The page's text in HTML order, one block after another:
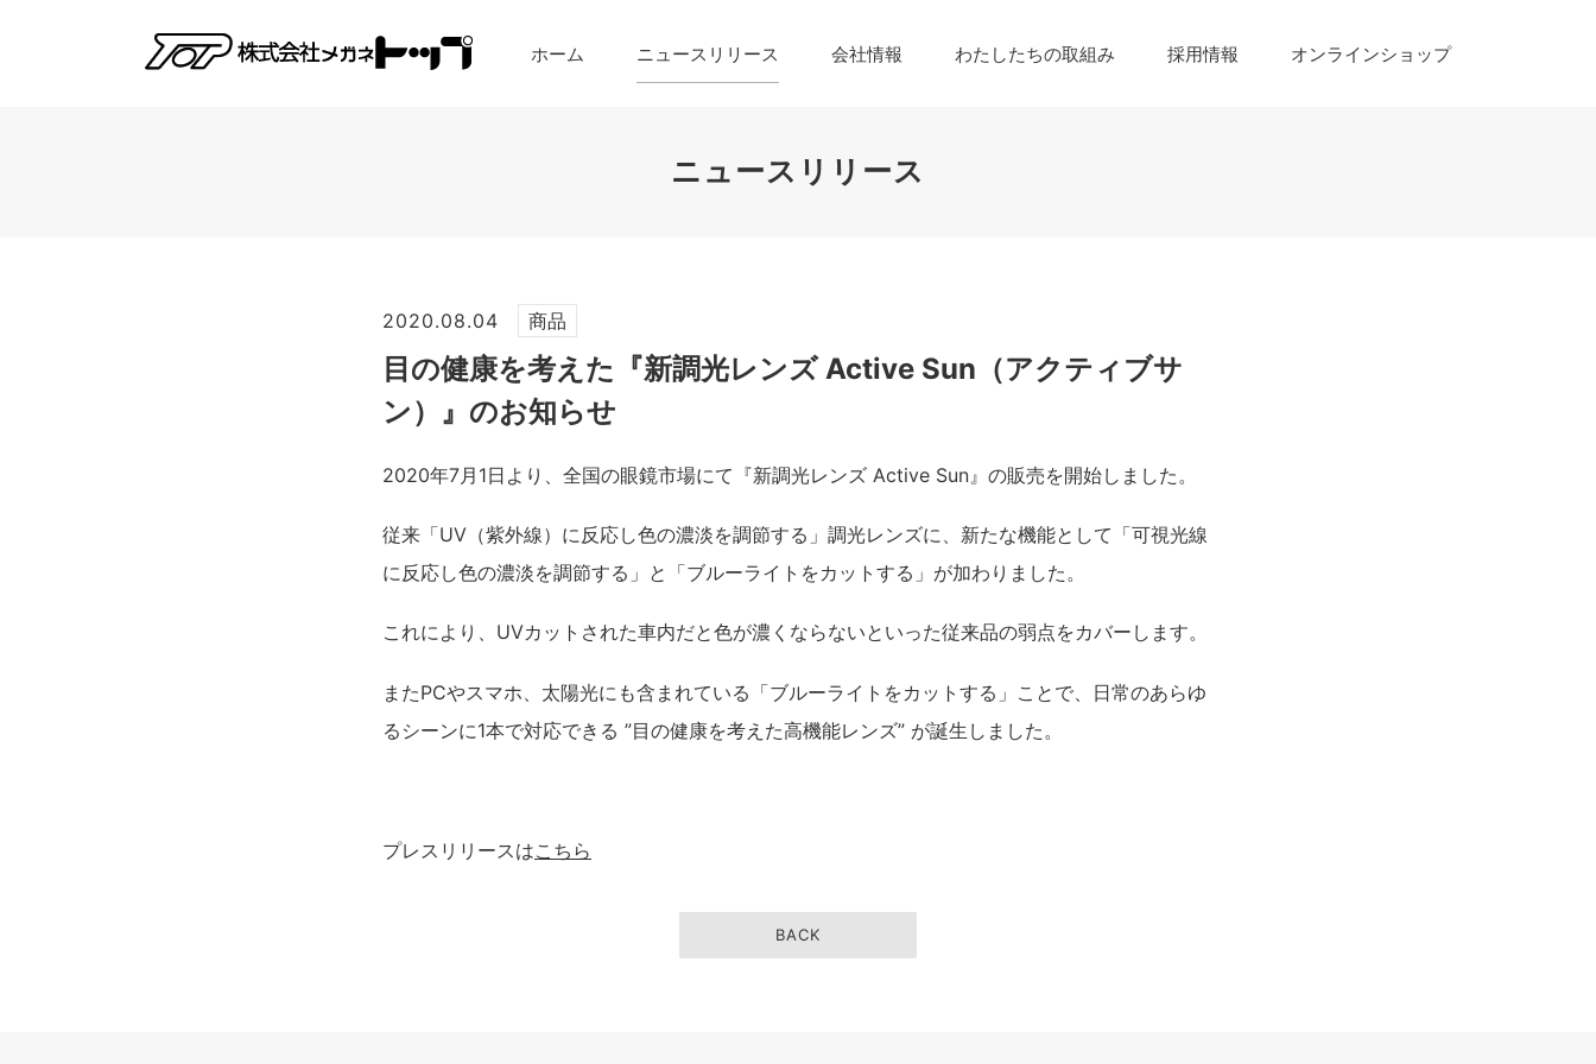
ホーム ニュースリリース 会社情報 わたしたちの取組み 採用情報 オンラインショップ
ニュースリリース
2020.08.04 商品
目の健康を考えた『新調光レンズ Active Sun（アクティブサ
ン）』のお知らせ
2020年7月1日より、全国の眼鏡市場にて『新調光レンズ Active Sun』の販売を開始しました。
従来「UV（紫外線）に反応し色の濃淡を調節する」調光レンズに、新たな機能として「可視光線
に反応し色の濃淡を調節する」と「ブルーライトをカットする」が加わりました。
これにより、UVカットされた車内だと色が濃くならないといった従来品の弱点をカバーします。
またPCやスマホ、太陽光にも含まれている「ブルーライトをカットする」ことで、日常のあらゆ
るシーンに1本で対応できる ”目の健康を考えた高機能レンズ” が誕生しました。
プレスリリースはこちら
BACK